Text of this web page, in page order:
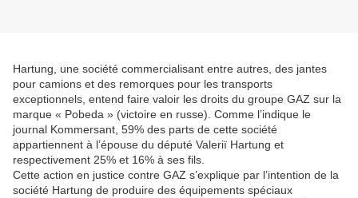
Hartung, une société commercialisant entre autres, des jantes
pour camions et des remorques pour les transports
exceptionnels, entend faire valoir les droits du groupe GAZ sur la
marque « Pobeda » (victoire en russe). Comme l’indique le
journal Kommersant, 59% des parts de cette société
appartiennent à l’épouse du député Valeriï Hartung et
respectivement 25% et 16% à ses fils.
Cette action en justice contre GAZ s’explique par l’intention de la
société Hartung de produire des équipements spéciaux